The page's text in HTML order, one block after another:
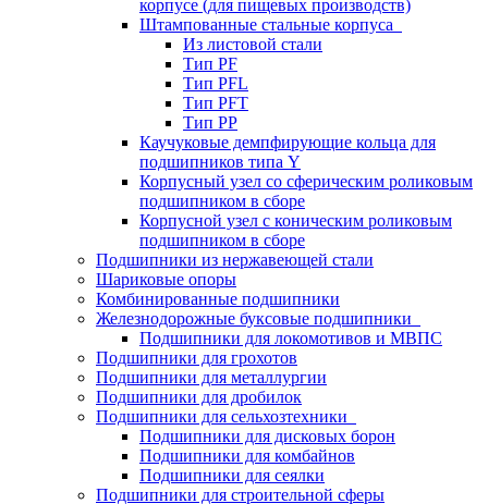
корпусе (для пищевых производств)
Штампованные стальные корпуса
Из листовой стали
Тип PF
Тип PFL
Тип PFT
Тип PP
Каучуковые демпфирующие кольца для
подшипников типа Y
Корпусный узел со сферическим роликовым
подшипником в сборе
Корпусной узел с коническим роликовым
подшипником в сборе
Подшипники из нержавеющей стали
Шариковые опоры
Комбинированные подшипники
Железнодорожные буксовые подшипники
Подшипники для локомотивов и МВПС
Подшипники для грохотов
Подшипники для металлургии
Подшипники для дробилок
Подшипники для сельхозтехники
Подшипники для дисковых борон
Подшипники для комбайнов
Подшипники для сеялки
Подшипники для строительной сферы